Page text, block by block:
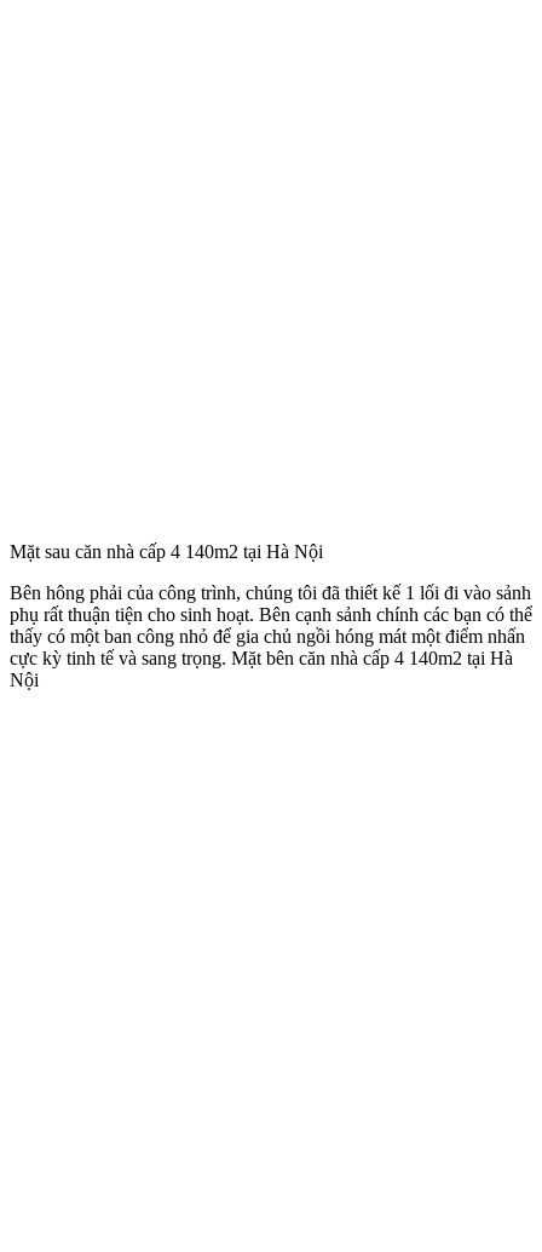
Mặt sau căn nhà cấp 4 140m2 tại Hà Nội
Bên hông phải của công trình, chúng tôi đã thiết kế 1 lối đi vào sảnh
phụ rất thuận tiện cho sinh hoạt. Bên cạnh sảnh chính các bạn có thể
thấy có một ban công nhỏ để gia chủ ngồi hóng mát một điểm nhấn
cực kỳ tinh tế và sang trọng. Mặt bên căn nhà cấp 4 140m2 tại Hà
Nội